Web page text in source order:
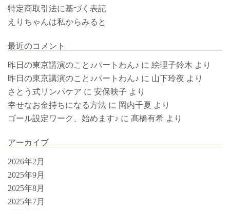
特定商取引法に基づく表記
えりちゃんは私からみると
最近のコメント
昨日の東京講演のこと♪パートわん♪ に 絵理子鈴木 より
昨日の東京講演のこと♪パートわん♪ に 山下玲夜 より
さとう式リンパケア に 安保映子 より
幸せなお金持ちになる方法 に 岡内千夏 より
ゴール設定ワーク、始めます♪ に 髙橋有希 より
アーカイブ
2026年2月
2025年9月
2025年8月
2025年7月